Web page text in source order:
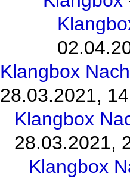
Klangbox
28.03.2021,
Klangbox
28.03.2021,
Klangbox